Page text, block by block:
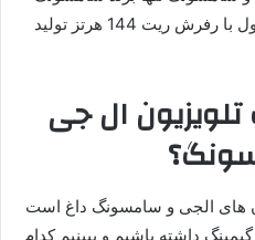
است که در سال 2022 یک محصول با رفرش ریت 144 هرتز تولید
ال جی
های الجی و سامسونگ داغ است
داشته باشیم و ببینیم کدام